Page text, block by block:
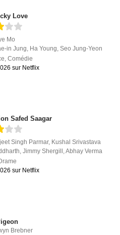
Love
Mo
in Jung, Ha Young,Seo Jung-Yeon
,Comédie
sur Netflix
Safed Saagar
Singh Parmar, Kushal Srivastava
,Jimmy Shergill ,Abhay Verma
sur Netflix
Brebner